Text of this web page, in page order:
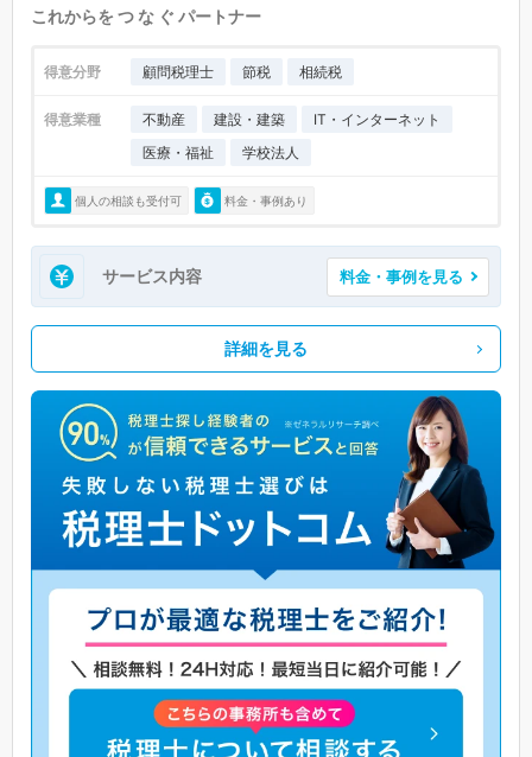
これからを つ な ぐ パートナー
得意分野 顧問税理士 節税 相続税
得意業種 不動産 建設・建築
IT・インターネット
医療・福祉
学校法人
個人の相談も受付可 料金・事例あり
サービス内容 料金・事例を見る
詳細を見る